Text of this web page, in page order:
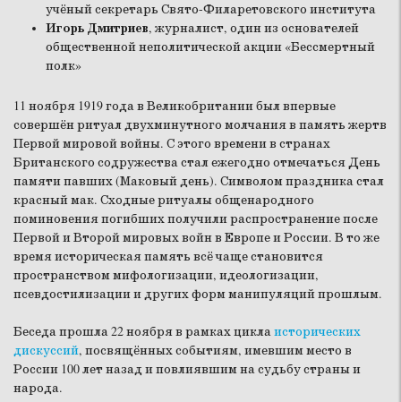
учёный секретарь Свято-Филаретовского института
Игорь Дмитриев, журналист, один из основателей
общественной неполитической акции «Бессмертный
полк»
11 ноября 1919 года в Великобритании был впервые
совершён ритуал двухминутного молчания в память жертв
Первой мировой войны. С этого времени в странах
Британского содружества стал ежегодно отмечаться День
памяти павших (Маковый день). Символом праздника стал
красный мак. Сходные ритуалы общенародного
поминовения погибших получили распространение после
Первой и Второй мировых войн в Европе и России. В то же
время историческая память всё чаще становится
пространством мифологизации, идеологизации,
псевдостилизации и других форм манипуляций прошлым.
Беседа прошла 22 ноября в рамках циклаисторических
дискуссий, посвящённых событиям, имевшим место в
России 100 лет назад и повлиявшим на судьбу страны и
народа.